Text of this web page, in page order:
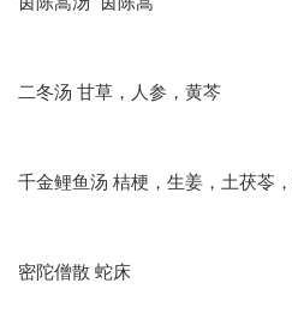
二冬汤 甘草，人参，黄芩
千金鲤鱼汤 桔梗，生姜，土茯苓
密陀僧散 蛇床